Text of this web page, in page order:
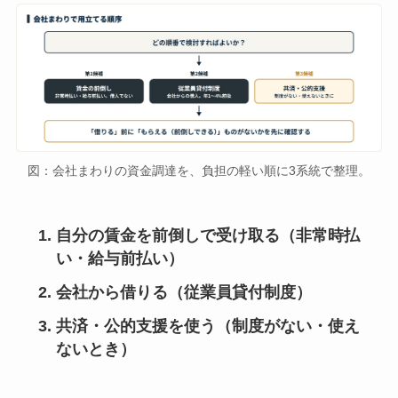
図：会社まわりの資金調達を、負担の軽い順に3系統で整理。
自分の賃金を前倒しで受け取る（非常時払
い・給与前払い）
会社から借りる（従業員貸付制度）
共済・公的支援を使う（制度がない・使え
ないとき）